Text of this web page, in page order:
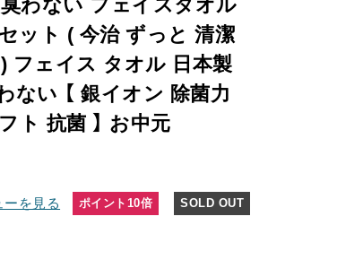
わない フェイスタオル
ット ( 今治 ずっと 清潔
フェイス タオル 日本製
ない 【 銀イオン 除菌力
ト 抗菌 】 お中元
ポイント10倍 SOLD OUT
ーを見る